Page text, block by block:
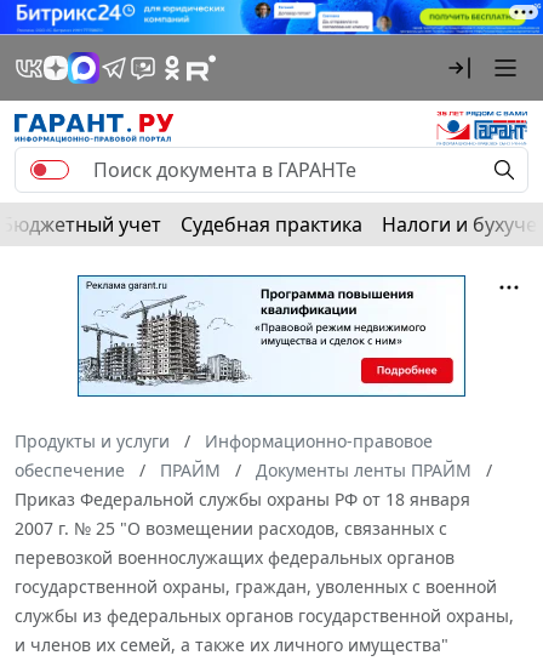
Бюджетный учет Судебная практика Налоги и
Продукты и услуги
Информационно-правовое
обеспечение
ПРАЙМ
Документы ленты ПРАЙМ
Приказ Федеральной службы охраны РФ от 18 января
2007 г. № 25 "О возмещении расходов, связанных с
перевозкой военнослужащих федеральных органов
государственной охраны, граждан, уволенных с военной
службы из федеральных органов государственной охраны,
и членов их семей, а также их личного имущества"